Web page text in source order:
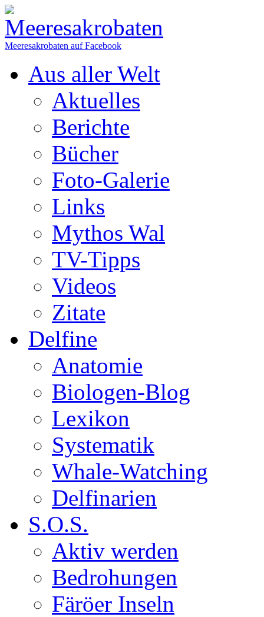
Meeresakrobaten auf Facebook
Aus aller Welt
Aktuelles
Berichte
Bücher
Foto-Galerie
Links
Mythos Wal
TV-Tipps
Videos
Zitate
Delfine
Anatomie
Biologen-Blog
Lexikon
Systematik
Whale-Watching
Delfinarien
S.O.S.
Aktiv werden
Bedrohungen
Färöer Inseln